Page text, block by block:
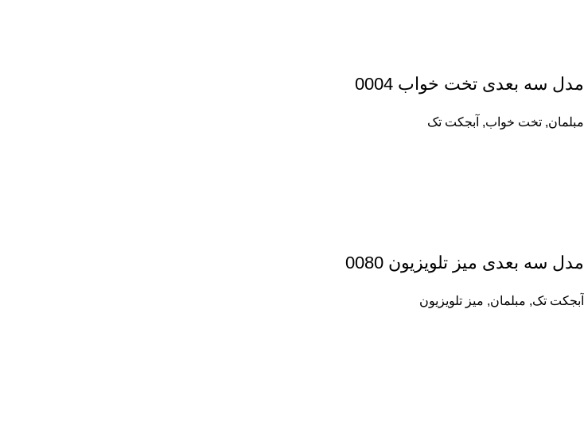
مدل سه بعدی تخت خواب 0004
مبلمان, تخت خواب, آبجکت تک
مدل سه بعدی میز تلویزیون 0080
آبجکت تک, مبلمان, میز تلویزیون